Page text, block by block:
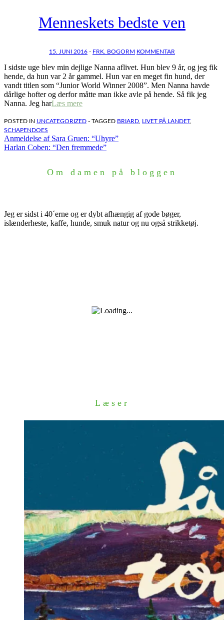
Menneskets bedste ven
15. JUNI 2016 - FRK. BOGORM KOMMENTAR
I sidste uge blev min dejlige Nanna aflivet. Hun blev 9 år, og jeg fik
hende, da hun var 2 år gammel. Hun var en meget fin hund, der
vandt titlen som “Junior World Winner 2008”. Men Nanna havde
dårlige hofter og derfor måtte man ikke avle på hende. Så fik jeg
Nanna. Jeg harLæs mere
POSTED IN UNCATEGORIZED - TAGGED BRIARD LIVET PÅ LANDET,
SCHAPENDOES
Indlægsnavigation
Anmeldelse af Sara Gruen: “Uhyre”
Harlan Coben: “Den fremmede”
Om damen på bloggen
Jeg er sidst i 40´erne og er dybt afhængig af gode bøger,
islænderheste, kaffe, hunde, smuk natur og nu også strikketøj.
Læser